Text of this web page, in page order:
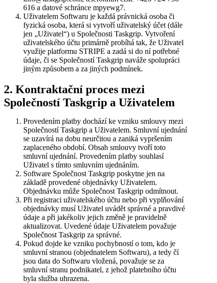
616 a datové schránce mpyewg7.
Uživatelem Softwaru je každá právnická osoba či
fyzická osoba, která si vytvoří uživatelský účet (dále
jen „Uživatel“) u Společnosti Taskgrip. Vytvoření
uživatelského účtu primárně probíhá tak, že Uživatel
využije platformu STRIPE a zadá si do ní potřebné
údaje, či se Společností Taskgrip naváže spolupráci
jiným způsobem a za jiných podmínek.
2. Kontraktační proces mezi
Společností Taskgrip a Uživatelem
Provedením platby dochází ke vzniku smlouvy mezi
Společností Taskgrip a Uživatelem. Smluvní ujednání
se uzavírá na dobu neurčitou a zaniká vypršením
zaplaceného období. Obsah smlouvy tvoří toto
smluvní ujednání. Provedením platby souhlasí
Uživatel s tímto smluvním ujednáním.
Software Společnost Taskgrip poskytne jen na
základě provedené objednávky Uživatelem.
Objednávku může Společnost Taskgrip odmítnout.
Při registraci uživatelského účtu nebo při vyplňování
objednávky musí Uživatel uvádět správné a pravdivé
údaje a při jakékoliv jejich změně je pravidelně
aktualizovat. Uvedené údaje Uživatelem považuje
Společnost Taskgrip za správné.
Pokud dojde ke vzniku pochybností o tom, kdo je
smluvní stranou (objednatelem Softwaru), a tedy čí
jsou data do Softwaru vložená, považuje se za
smluvní stranu podnikatel, z jehož platebního účtu
byla služba uhrazena.